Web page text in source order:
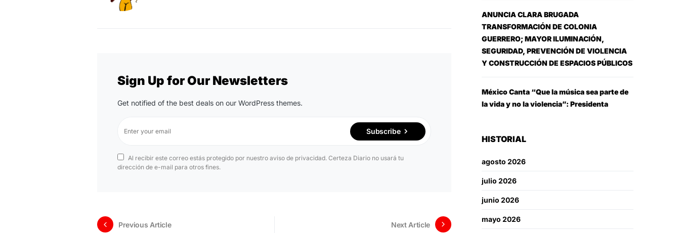
Sign Up for Our Newsletters
Get notified of the best deals on our WordPress themes.
Subscribe
Al recibir este correo estás protegido por nuestro aviso de privacidad. Certeza Diario no usará tu
dirección de e-mail para otros fines.
Previous Article Next Article
ANUNCIA CLARA BRUGADA
TRANSFORMACIÓN DE COLONIA
GUERRERO; MAYOR ILUMINACIÓN,
SEGURIDAD, PREVENCIÓN DE VIOLENCIA
Y CONSTRUCCIÓN DE ESPACIOS PÚBLICOS
México Canta “Que la música sea parte de
la vida y no la violencia”: Presidenta
HISTORIAL
agosto 2026
julio 2026
junio 2026
mayo 2026